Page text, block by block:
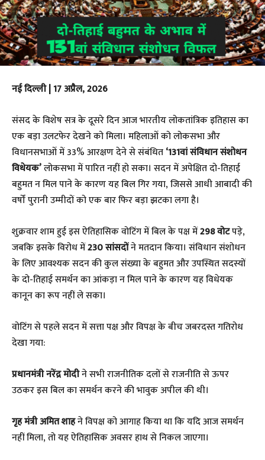
नई दिल्ली | 17 अप्रैल, 2026
​संसद के विशेष सत्र के दूसरे दिन आज भारतीय लोकतांत्रिक इतिहास का
एक बड़ा उलटफेर देखने को मिला। महिलाओं को लोकसभा और
विधानसभाओं में 33% आरक्षण देने से संबंधित‘131वां संविधान संशोधन
विधेयक’लोकसभा में पारित नहीं हो सका। सदन में अपेक्षित दो-तिहाई
बहुमत न मिल पाने के कारण यह बिल गिर गया, जिससे आधी आबादी की
वर्षों पुरानी उम्मीदों को एक बार फिर बड़ा झटका लगा है।
​शुक्रवार शाम हुई इस ऐतिहासिक वोटिंग में बिल के पक्ष में298 वोटपड़े,
जबकि इसके विरोध में230 सांसदोंने मतदान किया। संविधान संशोधन
के लिए आवश्यक सदन की कुल संख्या के बहुमत और उपस्थित सदस्यों
के दो-तिहाई समर्थन का आंकड़ा न मिल पाने के कारण यह विधेयक
कानून का रूप नहीं ले सका।
​वोटिंग से पहले सदन में सत्ता पक्ष और विपक्ष के बीच जबरदस्त गतिरोध
देखा गया:
प्रधानमंत्री नरेंद्र मोदीने सभी राजनीतिक दलों से राजनीति से ऊपर
उठकर इस बिल का समर्थन करने की भावुक अपील की थी।
गृह मंत्री अमित शाहने विपक्ष को आगाह किया था कि यदि आज समर्थन
नहीं मिला, तो यह ऐतिहासिक अवसर हाथ से निकल जाएगा।